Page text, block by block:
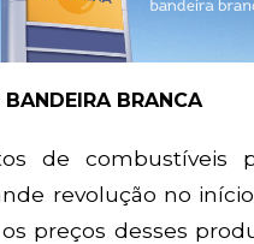
BANDEIRA BRANCA
de combustíveis
revolução no
preços desses